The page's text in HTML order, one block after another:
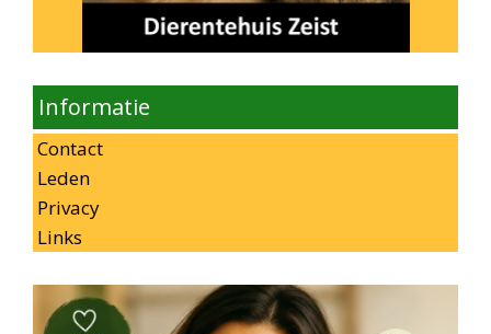
Informatie
Contact
Leden
Privacy
Links